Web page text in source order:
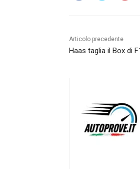
Articolo precedente
Haas taglia il Box di